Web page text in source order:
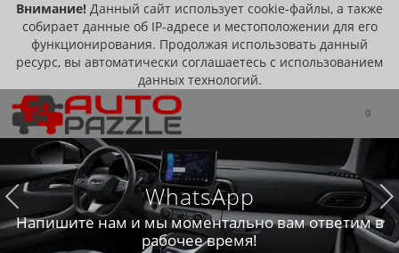
Внимание! Данный сайт использует cookie-файлы, а также
собирает данные об IP-адресе и местоположении для его
функционирования. Продолжая использовать данный
ресурс, вы автоматически соглашаетесь с использованием
данных технологий.
0
WhatsApp
Напишите нам и мы моментально вам ответим в
рабочее время!